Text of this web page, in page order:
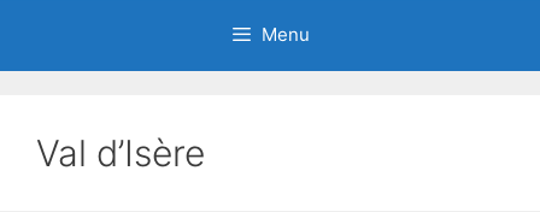
Menu
Val d’Isère